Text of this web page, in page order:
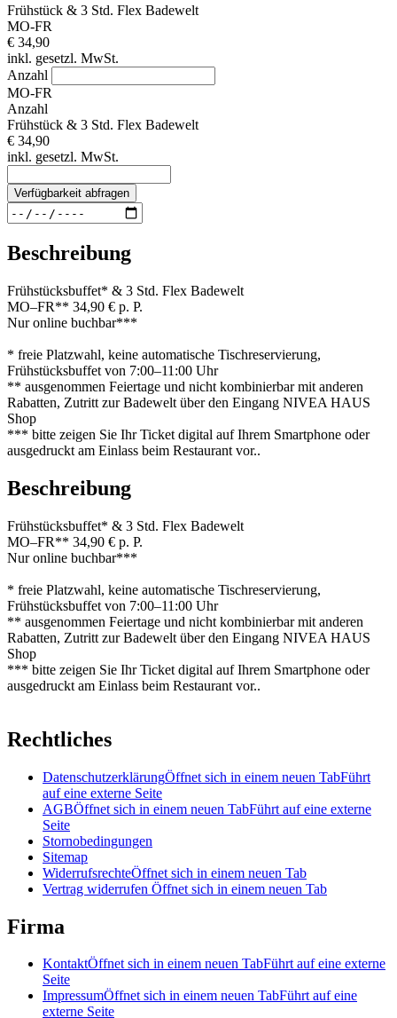
Frühstück & 3 Std. Flex Badewelt
MO-FR
€ 34,90
inkl. gesetzl. MwSt.
Anzahl
MO-FR
Anzahl
Frühstück & 3 Std. Flex Badewelt
€ 34,90
inkl. gesetzl. MwSt.
Verfügbarkeit abfragen
Beschreibung
Frühstücksbuffet* & 3 Std. Flex Badewelt
MO–FR** 34,90 € p. P.
Nur online buchbar***
* freie Platzwahl, keine automatische Tischreservierung,
Frühstücksbuffet von 7:00–11:00 Uhr
** ausgenommen Feiertage und nicht kombinierbar mit anderen
Rabatten, Zutritt zur Badewelt über den Eingang NIVEA HAUS
Shop
*** bitte zeigen Sie Ihr Ticket digital auf Ihrem Smartphone oder
ausgedruckt am Einlass beim Restaurant vor..
Beschreibung
Frühstücksbuffet* & 3 Std. Flex Badewelt
MO–FR** 34,90 € p. P.
Nur online buchbar***
* freie Platzwahl, keine automatische Tischreservierung,
Frühstücksbuffet von 7:00–11:00 Uhr
** ausgenommen Feiertage und nicht kombinierbar mit anderen
Rabatten, Zutritt zur Badewelt über den Eingang NIVEA HAUS
Shop
*** bitte zeigen Sie Ihr Ticket digital auf Ihrem Smartphone oder
ausgedruckt am Einlass beim Restaurant vor..
Rechtliches
DatenschutzerklärungÖffnet sich in einem neuen TabFührt
auf eine externe Seite
AGBÖffnet sich in einem neuen TabFührt auf eine externe
Seite
Stornobedingungen
Sitemap
WiderrufsrechteÖffnet sich in einem neuen Tab
Vertrag widerrufen Öffnet sich in einem neuen Tab
Firma
KontaktÖffnet sich in einem neuen TabFührt auf eine externe
Seite
ImpressumÖffnet sich in einem neuen TabFührt auf eine
externe Seite